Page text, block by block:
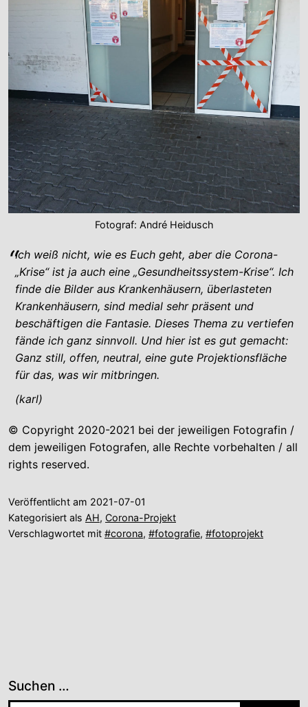
Fotograf: André Heidusch
Ich weiß nicht, wie es Euch geht, aber die Corona-
„Krise“ ist ja auch eine „Gesundheitssystem-Krise“. Ich
finde die Bilder aus Krankenhäusern, überlasteten
Krankenhäusern, sind medial sehr präsent und
beschäftigen die Fantasie. Dieses Thema zu vertiefen
fände ich ganz sinnvoll. Und hier ist es gut gemacht:
Ganz still, offen, neutral, eine gute Projektionsfläche
für das, was wir mitbringen.
(karl)
© Copyright 2020-2021 bei der jeweiligen Fotografin /
dem jeweiligen Fotografen, alle Rechte vorbehalten / all
rights reserved.
Veröffentlicht am 2021-07-01
Kategorisiert als AH, Corona-Projekt
Verschlagwortet mit #corona, #fotografie, #fotoprojekt
Suchen …